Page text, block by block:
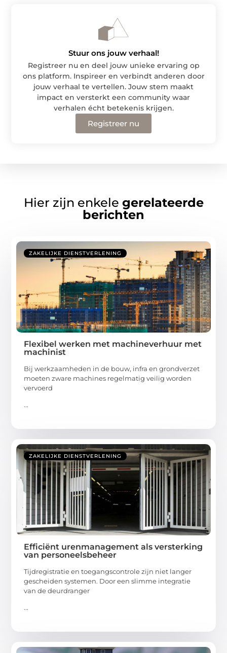
Stuur ons jouw verhaal!
Registreer nu en deel jouw unieke ervaring op
ons platform. Inspireer en verbindt anderen door
jouw verhaal te vertellen. Jouw stem maakt
impact en versterkt een community waar
verhalen écht betekenis krijgen.
Registreer nu
Hier zijn enkele gerelateerde
berichten
ZAKELIJKE DIENSTVERLENING
Flexibel werken met machineverhuur met
machinist
Bij werkzaamheden in de bouw, infra en grondverzet
moeten zware machines regelmatig veilig worden
vervoerd
...
ZAKELIJKE DIENSTVERLENING
Efficiënt urenmanagement als versterking
van personeelsbeheer
Tijdregistratie en toegangscontrole zijn niet langer
gescheiden systemen. Door een slimme integratie
van de deurdranger
...